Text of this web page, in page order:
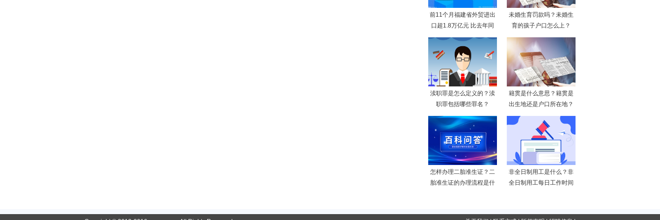
前11个月福建省外贸进出
口超1.8万亿元 比去年同
未婚生育罚款吗？未婚生
育的孩子户口怎么上？
渎职罪是怎么定义的？渎
职罪包括哪些罪名？
籍贯是什么意思？籍贯是
出生地还是户口所在地？
怎样办理二胎准生证？二
胎准生证的办理流程是什
非全日制用工是什么？非
全日制用工每日工作时间